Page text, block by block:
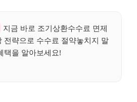
지금 바로 조기상환수수료 면제
전략으로 수수료 절약놓치지 말
택을 알아보세요!